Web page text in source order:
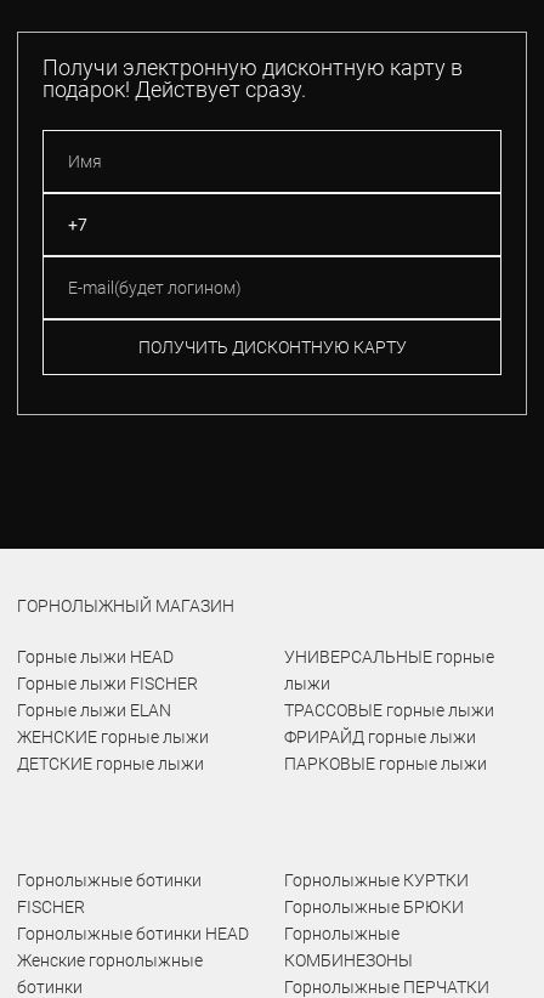
Получи электронную дисконтную карту в
подарок! Действует сразу.
ПОЛУЧИТЬ ДИСКОНТНУЮ КАРТУ
ГОРНОЛЫЖНЫЙ МАГАЗИН
Горные лыжи HEAD
Горные лыжи FISCHER
Горные лыжи ELAN
ЖЕНСКИЕ горные лыжи
ДЕТСКИЕ горные лыжи
УНИВЕРСАЛЬНЫЕ горные
лыжи
ТРАССОВЫЕ горные лыжи
ФРИРАЙД горные лыжи
ПАРКОВЫЕ горные лыжи
Горнолыжные ботинки
FISCHER
Горнолыжные ботинки HEAD
Женские горнолыжные
ботинки
Горнолыжные КУРТКИ
Горнолыжные БРЮКИ
Горнолыжные
КОМБИНЕЗОНЫ
Горнолыжные ПЕРЧАТКИ